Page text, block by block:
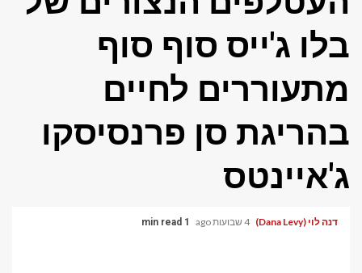
בלו ג'ייס סוף סוף
מתעוררים לחיים
בהריגת סן פרנסיסקו
ג'איינטס
דנה לוי (Dana Levy) 4 שבועות ago 1 min read